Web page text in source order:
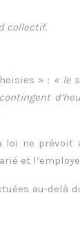
collectif.
» : « le
loi ne prévoit
et
au-delà